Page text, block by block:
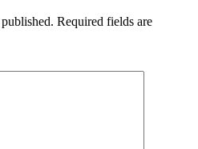
Required fields are